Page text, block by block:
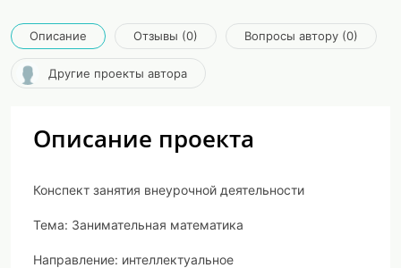
Описание Отзывы (0) Вопросы автору (0)
Другие проекты автора
Описание проекта
Конспект занятия внеурочной деятельности
Тема: Занимательная математика
Направление: интеллектуальное